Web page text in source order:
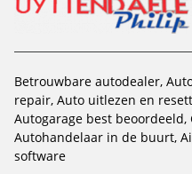
Betrouwbare autodealer
repair Auto uitlezen en
Autogarage best beoordeeld
Autohandelaar in de buurt
software